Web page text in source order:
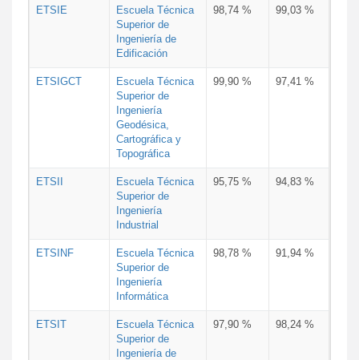
ETSIE
Escuela Técnica
Superior de
Ingeniería de
Edificación
98,74 % 99,03 %
ETSIGCT
Escuela Técnica
Superior de
Ingeniería
Geodésica,
Cartográfica y
Topográfica
99,90 % 97,41 %
ETSII
Escuela Técnica
Superior de
Ingeniería
Industrial
95,75 % 94,83 %
ETSINF
Escuela Técnica
Superior de
Ingeniería
Informática
98,78 % 91,94 %
ETSIT
Escuela Técnica
Superior de
Ingeniería de
97,90 % 98,24 %